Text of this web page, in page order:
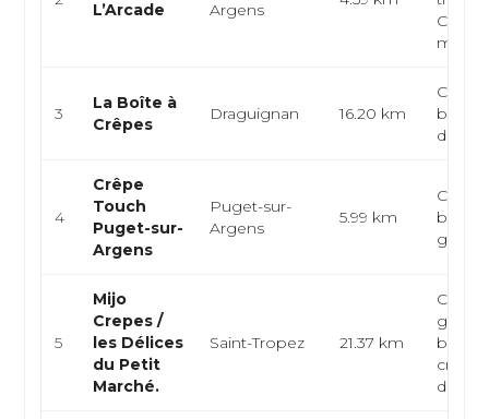
L’Arcade Argens
ma...
3
La Boîte à
Crêpes
Draguignan 16.20 km
de the
4
Crêpe
Touch
Puget-sur-
Argens
Puget-sur-
Argens
5.99 km
5
Mijo
Crepes /
les Délices
du Petit
Marché.
Saint-Tropez 21.37 km